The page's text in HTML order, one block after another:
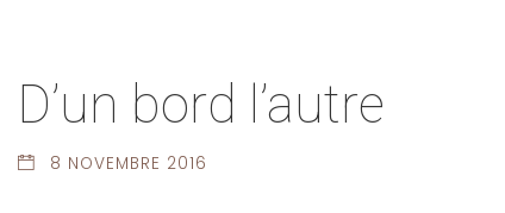
D’un bord l’autre
8 NOVEMBRE 2016